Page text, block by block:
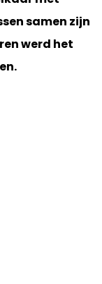
samen zijn
werd het